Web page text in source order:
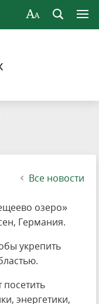
Все новости
озеро»
Германия.
укрепить
энергетики,